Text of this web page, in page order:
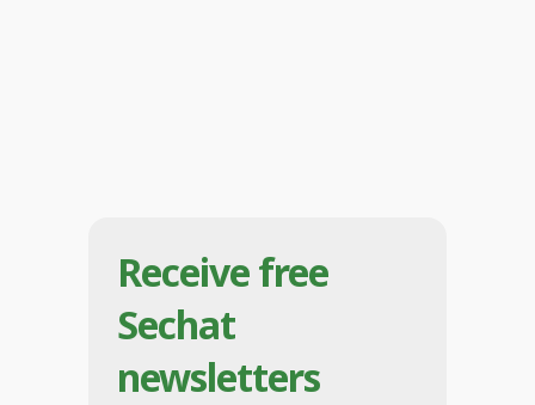
Receive free
Sechat
newsletters